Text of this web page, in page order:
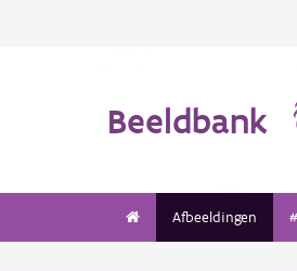
Beeldbank
Afbeeldingen